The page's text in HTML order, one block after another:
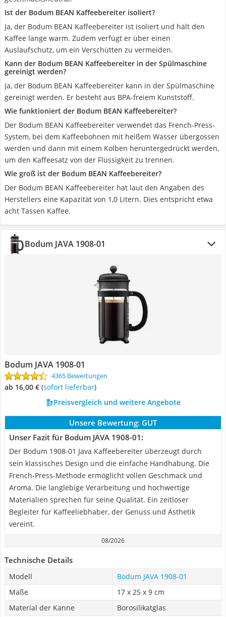
Ist der Bodum BEAN Kaffeebereiter isoliert?
Ja, der Bodum BEAN Kaffeebereiter ist isoliert und hält den
Kaffee lange warm. Zudem verfügt er über einen
Auslaufschutz, um ein Verschütten zu vermeiden.
Kann der Bodum BEAN Kaffeebereiter in der Spülmaschine
gereinigt werden?
Ja, der Bodum BEAN Kaffeebereiter kann in der Spülmaschine
gereinigt werden. Er besteht aus BPA-freiem Kunststoff.
Wie funktioniert der Bodum BEAN Kaffeebereiter?
Der Bodum BEAN Kaffeebereiter verwendet das French-Press-
System, bei dem Kaffeebohnen mit heißem Wasser übergossen
werden und dann mit einem Kolben heruntergedrückt werden,
um den Kaffeesatz von der Flüssigkeit zu trennen.
Wie groß ist der Bodum BEAN Kaffeebereiter?
Der Bodum BEAN Kaffeebereiter hat laut den Angaben des
Herstellers eine Kapazität von 1,0 Litern. Dies entspricht etwa
acht Tassen Kaffee.
Bodum JAVA 1908-01
Bodum JAVA 1908-01
4365 Bewertungen
ab 16,00 € ( Sofort lieferbar)
Preisvergleich und weitere Angebote
Unsere Bewertung: GUT
Unser Fazit für Bodum JAVA 1908-01:
Der Bodum 1908-01 Java Kaffeebereiter überzeugt durch
sein klassisches Design und die einfache Handhabung. Die
French-Press-Methode ermöglicht vollen Geschmack und
Aroma. Die langlebige Verarbeitung und hochwertige
Materialien sprechen für seine Qualität. Ein zeitloser
Begleiter für Kaffeeliebhaber, der Genuss und Ästhetik
vereint.
08/2026
Technische Details
Modell
Bodum JAVA 1908-01
Maße
17 x 25 x 9 cm
Material der Kanne
Borosilikatglas